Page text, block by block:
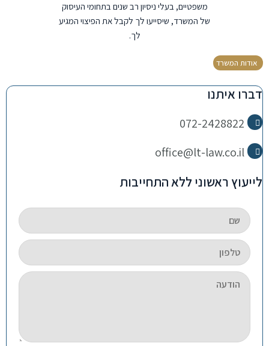
משפטיים, בעלי ניסיון רב שנים בתחומי העיסוק
של המשרד, שיסייעו לך לקבל את הפיצוי המגיע
לך.
אודות המשרד
דברו איתנו
072-2428822
office@lt-law.co.il
לייעוץ ראשוני ללא התחייבות